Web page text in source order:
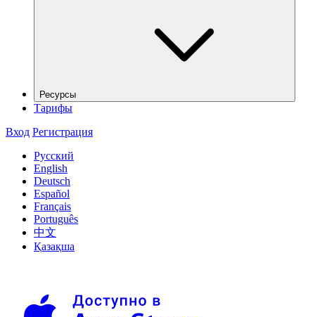
Ресурсы
Тарифы
Вход Регистрация
Русский
English
Deutsch
Español
Français
Português
中文
Қазақша